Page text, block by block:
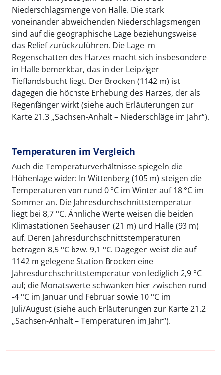
Niederschlagsmenge von Halle. Die stark
voneinander abweichenden Niederschlagsmengen
sind auf die geographische Lage beziehungsweise
das Relief zurückzuführen. Die Lage im
Regenschatten des Harzes macht sich insbesondere
in Halle bemerkbar, das in der Leipziger
Tieflandsbucht liegt. Der Brocken (1142 m) ist
dagegen die höchste Erhebung des Harzes, der als
Regenfänger wirkt (siehe auch Erläuterungen zur
Karte 21.3 „Sachsen-Anhalt – Niederschläge im Jahr“).
Temperaturen im Vergleich
Auch die Temperaturverhältnisse spiegeln die
Höhenlage wider: In Wittenberg (105 m) steigen die
Temperaturen von rund 0 °C im Winter auf 18 °C im
Sommer an. Die Jahresdurchschnittstemperatur
liegt bei 8,7 °C. Ähnliche Werte weisen die beiden
Klimastationen Seehausen (21 m) und Halle (93 m)
auf. Deren Jahresdurchschnittstemperaturen
betragen 8,5 °C bzw. 9,1 °C. Dagegen weist die auf
1142 m gelegene Station Brocken eine
Jahresdurchschnittstemperatur von lediglich 2,9 °C
auf; die Monatswerte schwanken hier zwischen rund
-4 °C im Januar und Februar sowie 10 °C im
Juli/August (siehe auch Erläuterungen zur Karte 21.2
„Sachsen-Anhalt – Temperaturen im Jahr“).